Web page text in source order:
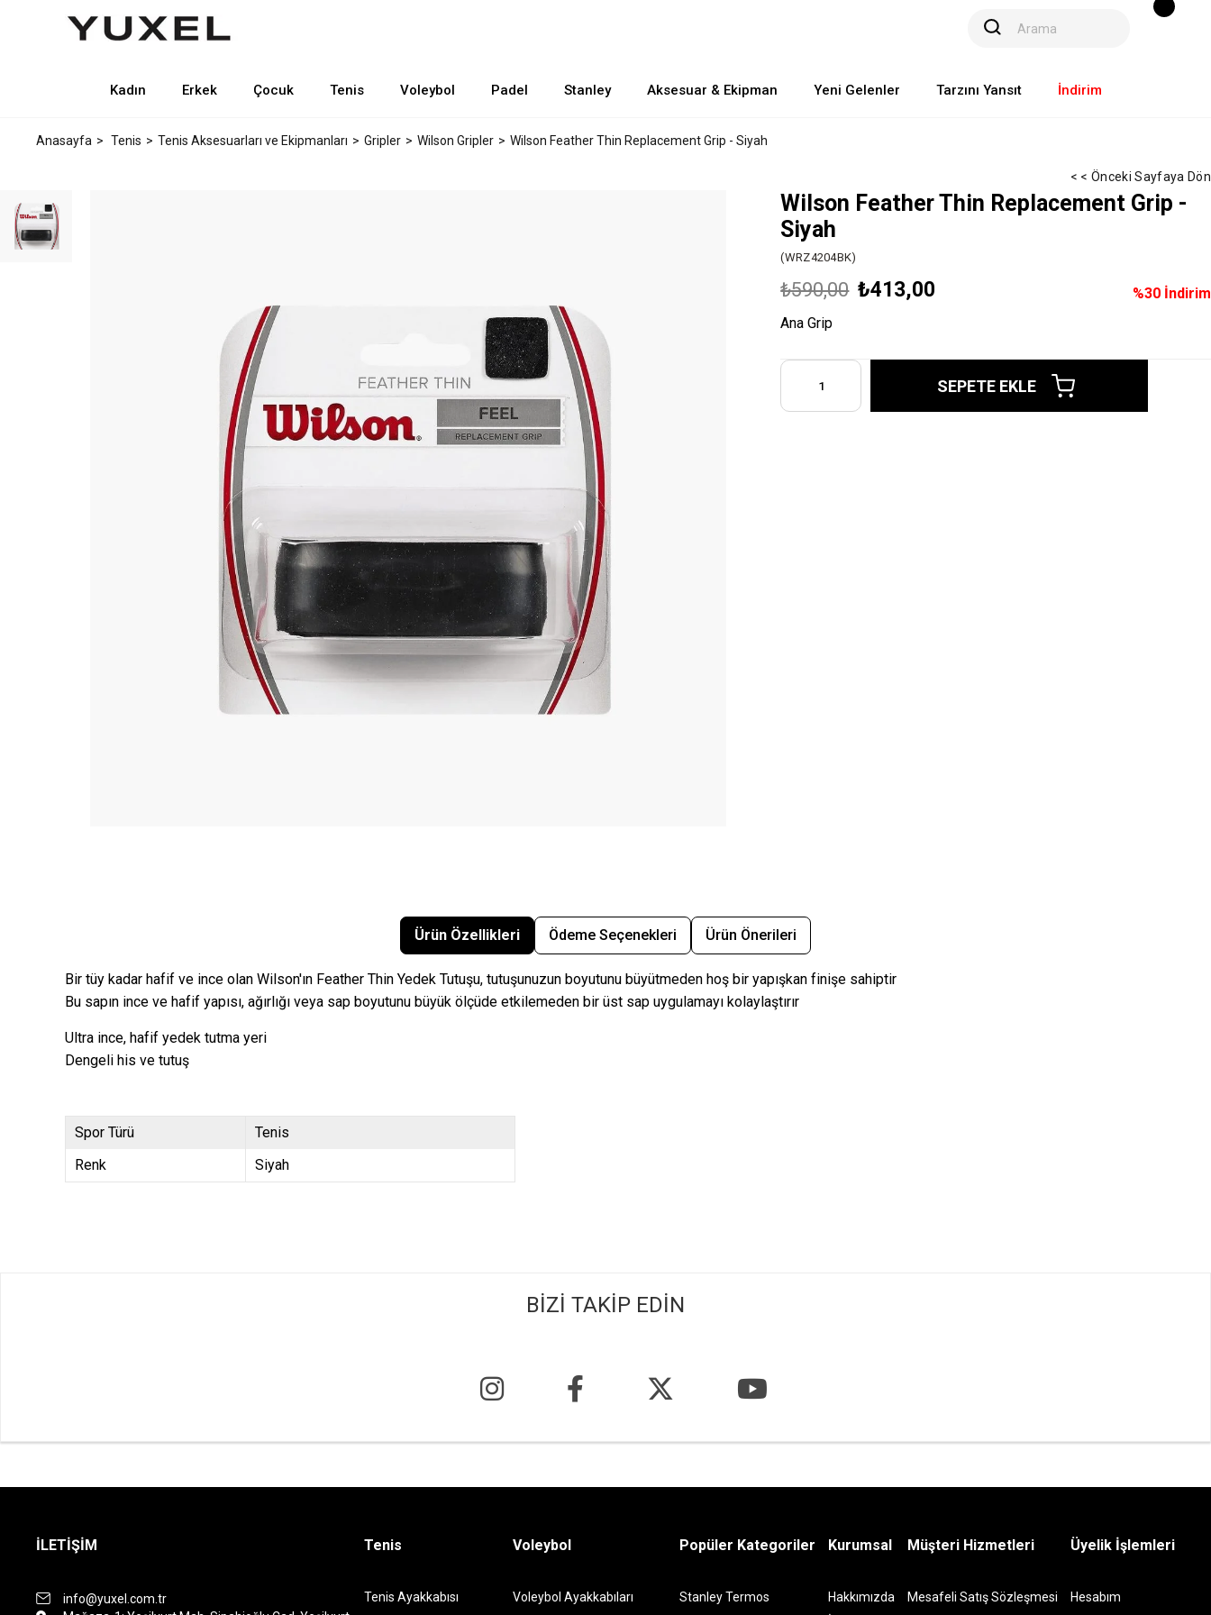
Kadın Erkek Çocuk Tenis Voleybol Padel Stanley Aksesuar & Ekipman Yeni Gelenler Tarzını Yansıt İndirim
Anasayfa Tenis Tenis Aksesuarları ve Ekipmanları Gripler Wilson Gripler Wilson Feather Thin Replacement Grip - Siyah
< < Önceki Sayfaya Dön
Wilson Feather Thin Replacement Grip -
Siyah
(WRZ4204BK)
%30İndirim
₺590,00 ₺413,00
Ana Grip
Ürün Özellikleri Ödeme Seçenekleri Ürün Önerileri
Bir tüy kadar hafif ve ince olan Wilson'ın Feather Thin Yedek Tutuşu, tutuşunuzun boyutunu büyütmeden hoş bir yapışkan finişe sahiptir
Bu sapın ince ve hafif yapısı, ağırlığı veya sap boyutunu büyük ölçüde etkilemeden bir üst sap uygulamayı kolaylaştırır
Ultra ince, hafif yedek tutma yeri
Dengeli his ve tutuş
Spor Türü
Tenis
Renk
Siyah
BİZİ TAKİP EDİN
İLETİŞİM
info@yuxel.com.tr
Tenis
Tenis Ayakkabısı
Voleybol
Voleybol Ayakkabıları
Popüler Kategoriler
Stanley Termos
Kurumsal
Hakkımızda
Müşteri Hizmetleri
Mesafeli Satış Sözleşmesi
Üyelik İşlemleri
Hesabım